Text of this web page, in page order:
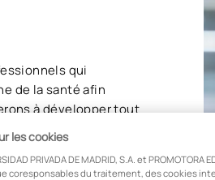
qui
de la santé afin
à développer tout
les cookies
PRIVADA DE MADRID, S.A. et
coresponsables du traitement, des cookies